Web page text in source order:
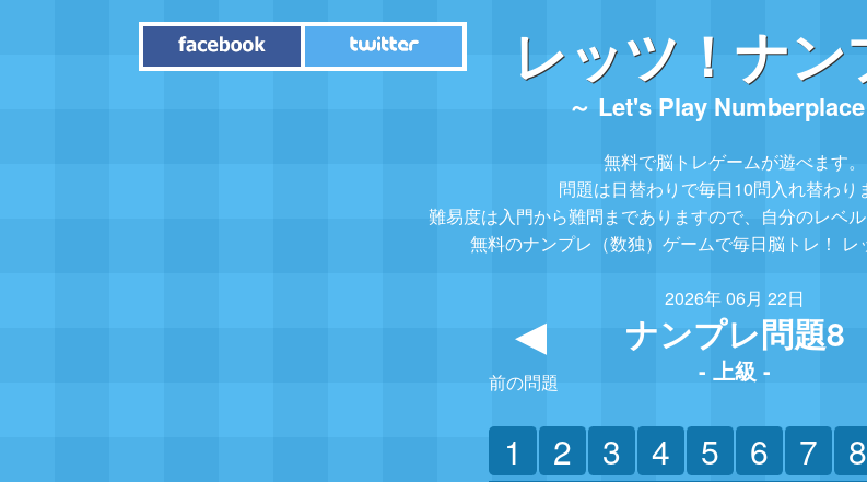
レッツ！ナン
～ Let's Play
無料で脳トレゲームが遊べます。
問題は日替わりで毎日10問入れ替わり
難易度は入門から難問までありますので、 自分のレベ
無料のナンプレ（数独）ゲームで毎日脳トレ！ レ
2026年 06月 22日
ナンプレ問題8
- 上級 -
▲
前の問題
1 2 3 4 5 6 7 8